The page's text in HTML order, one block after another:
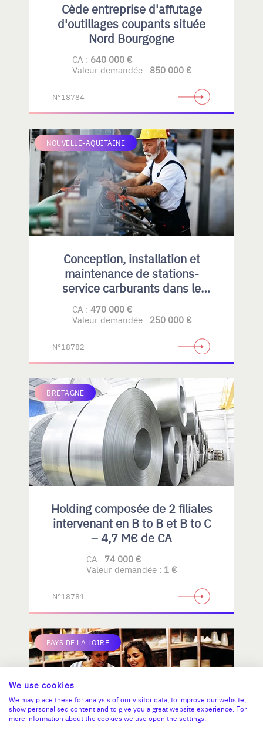
Cède entreprise d'affutage
d'outillages coupants située
Nord Bourgogne
CA : 640 000 €
Valeur demandée : 850 000 €
N°18784
NOUVELLE-AQUITAINE
Conception, installation et
maintenance de stations-
service carburants dans le
Privatif et collectivités
CA : 470 000 €
Valeur demandée : 250 000 €
N°18782
BRETAGNE
Holding composée de 2 filiales
intervenant en B to B et B to C
– 4,7 M€ de CA
CA : 74 000 €
Valeur demandée : 1 €
N°18781
PAYS DE LA LOIRE
We use cookies
We may place these for analysis of our visitor data, to improve our website,
show personalised content and to give you a great website experience. For
more information about the cookies we use open the settings.